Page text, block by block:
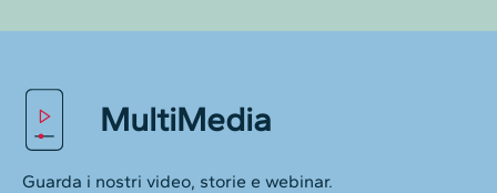
MultiMedia
Guarda i nostri video, storie e webinar.